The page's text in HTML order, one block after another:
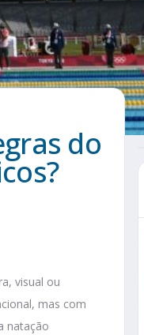
do
visual ou
mas com
natação